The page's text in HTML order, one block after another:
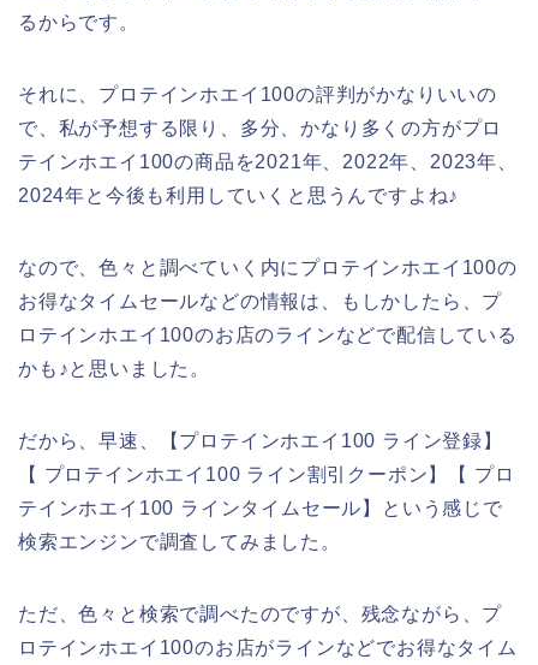
るからです。
それに、プロテインホエイ100の評判がかなりいいの
で、私が予想する限り、多分、かなり多くの方がプロ
テインホエイ100の商品を2021年、2022年、2023年、
2024年と今後も利用していくと思うんですよね♪
なので、色々と調べていく内にプロテインホエイ100の
お得なタイムセールなどの情報は、もしかしたら、プ
ロテインホエイ100のお店のラインなどで配信している
かも♪と思いました。
だから、早速、【プロテインホエイ100 ライン登録】
【 プロテインホエイ100 ライン割引クーポン】【 プロ
テインホエイ100 ラインタイムセール】という感じで
検索エンジンで調査してみました。
ただ、色々と検索で調べたのですが、残念ながら、プ
ロテインホエイ100のお店がラインなどでお得なタイム